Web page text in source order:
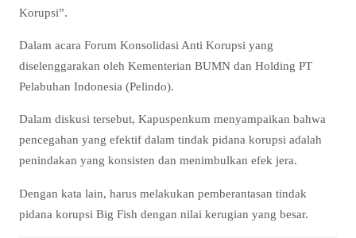
Korupsi”.
Dalam acara Forum Konsolidasi Anti Korupsi yang
diselenggarakan oleh Kementerian BUMN dan Holding PT
Pelabuhan Indonesia (Pelindo).
Dalam diskusi tersebut, Kapuspenkum menyampaikan bahwa
pencegahan yang efektif dalam tindak pidana korupsi adalah
penindakan yang konsisten dan menimbulkan efek jera.
Dengan kata lain, harus melakukan pemberantasan tindak
pidana korupsi Big Fish dengan nilai kerugian yang besar.